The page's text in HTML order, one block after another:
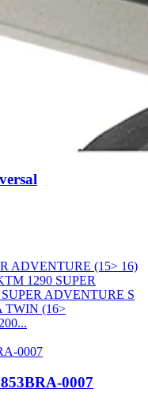
ADVENTURE (15> 16)
1290 SUPER
ADVENTURE S
TWIN (16>
0007